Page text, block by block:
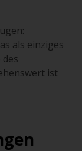
als einziges
ist